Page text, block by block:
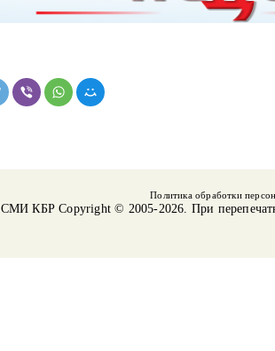
Политика обработки
СМИ КБРCopyright © 2005-2026. При